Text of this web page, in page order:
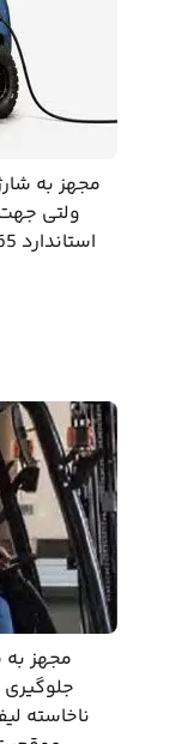
ولتی
جلوگیری
ناخاسته